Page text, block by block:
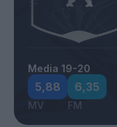
Media 19-20
5,88
MV
6,35
FM